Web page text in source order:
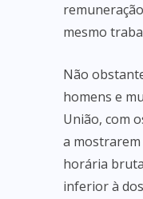
mesmo
Não
homens e
União, com
a mostrarem
horária
inferior à